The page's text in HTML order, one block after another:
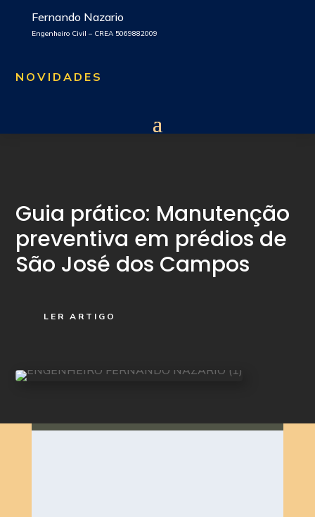
Fernando Nazario
Engenheiro Civil – CREA 5069882009
NOVIDADES
Guia prático: Manutenção
preventiva em prédios de
São José dos Campos
LER ARTIGO